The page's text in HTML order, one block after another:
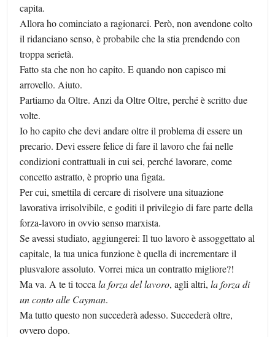
capita.
Allora ho cominciato a ragionarci. Però, non avendone colto
il ridanciano senso, è probabile che la stia prendendo con
troppa serietà.
Fatto sta che non ho capito. E quando non capisco mi
arrovello. Aiuto.
Partiamo da Oltre. Anzi da Oltre Oltre, perché è scritto due
volte.
Io ho capito che devi andare oltre il problema di essere un
precario. Devi essere felice di fare il lavoro che fai nelle
condizioni contrattuali in cui sei, perché lavorare, come
concetto astratto, è proprio una figata.
Per cui, smettila di cercare di risolvere una situazione
lavorativa irrisolvibile, e goditi il privilegio di fare parte della
forza-lavoro in ovvio senso marxista.
Se avessi studiato, aggiungerei: Il tuo lavoro è assoggettato al
capitale, la tua unica funzione è quella di incrementare il
plusvalore assoluto. Vorrei mica un contratto migliore?!
Ma va. A te ti toccala forza del lavoro, agli altri,la forza di
un conto alle Cayman.
Ma tutto questo non succederà adesso. Succederà oltre,
ovvero dopo.